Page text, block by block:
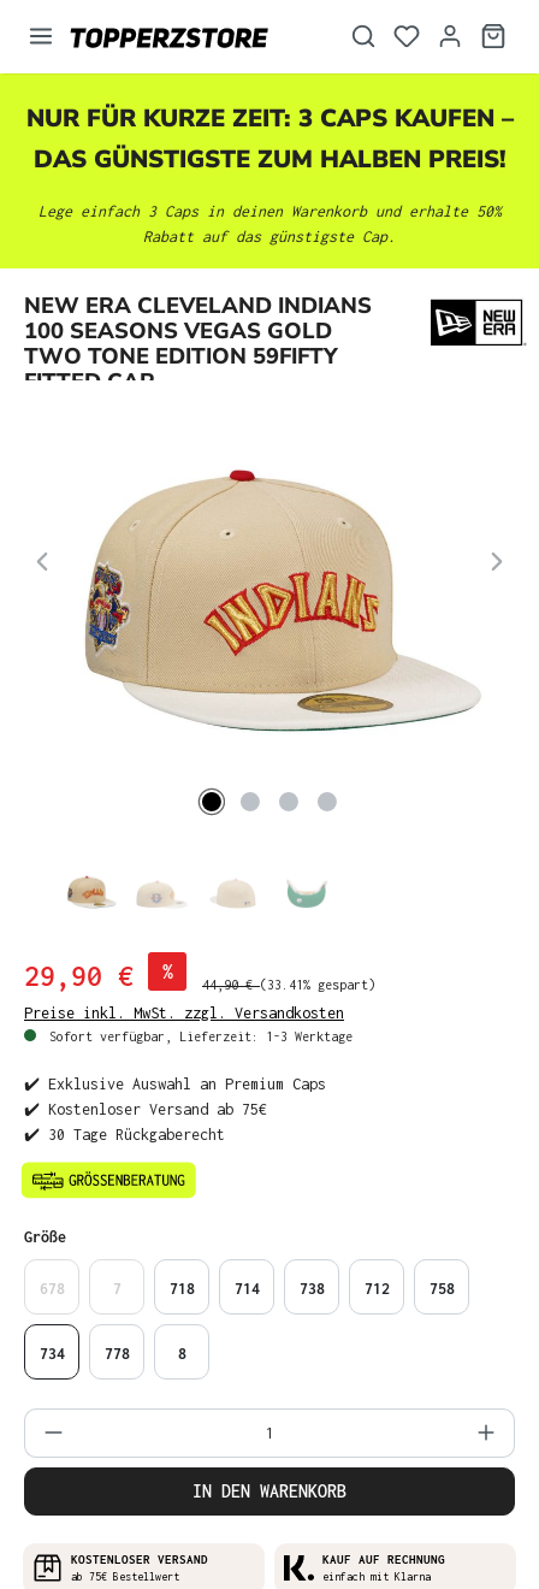
springen
NUR FÜR KURZE ZEIT: 3 CAPS KAUFEN –
DAS GÜNSTIGSTE ZUM HALBEN PREIS!
Lege einfach 3 Caps in deinen Warenkorb und erhalte 50%
Rabatt auf das günstigste Cap.
NEW ERA CLEVELAND INDIANS
100 SEASONS VEGAS GOLD
TWO TONE EDITION 59FIFTY
FITTED CAP
Bildergalerie überspringen
29,90 € %
44,90 €(33.41% gespart)
Preise inkl. MwSt. zzgl. Versandkosten
Sofort verfügbar, Lieferzeit: 1-3 Werktage
✔️ Exklusive Auswahl an Premium Caps
✔️ Kostenloser Versand ab 75€
✔️ 30 Tage Rückgaberecht
Größeauswählen
678 7 718 714 738 712 758
734 778 8
Produkt Anzahl: Gib den gewünschten
IN DEN WARENKORB
KOSTENLOSER VERSAND
ab 75€ Bestellwert
KAUF AUF RECHNUNG
einfach mit Klarna